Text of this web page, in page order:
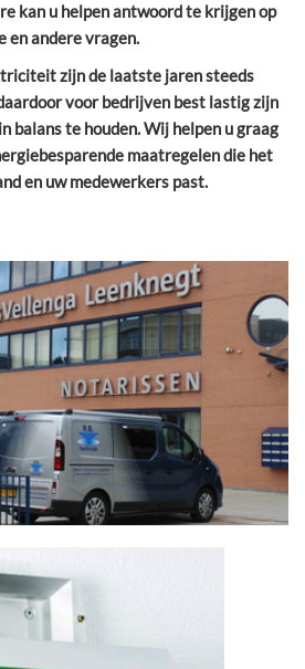
kan u helpen antwoord te krijgen op
en andere vragen.
zijn de laatste jaren steeds
voor bedrijven best lastig zijn
balans te houden. Wij helpen u graag
maatregelen die het
en uw medewerkers past.